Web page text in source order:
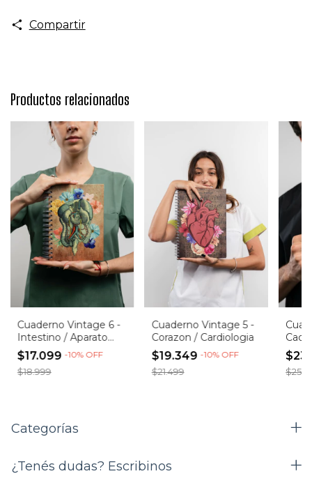
Compartir
Productos relacionados
Cuaderno Vintage 6 -
Intestino / Aparato
Digestivo
$17.099 -10% OFF
$18.999
Cuaderno Vintage 5 -
Corazon / Cardiologia
$19.349 -10% OFF
$21.499
Categorías
¿Tenés dudas? Escribinos